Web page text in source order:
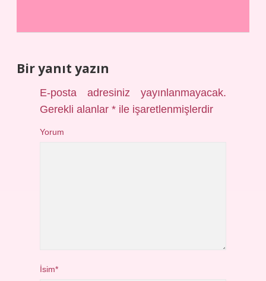
Bir yanıt yazın
E-posta adresiniz yayınlanmayacak.
Gerekli alanlar* ile işaretlenmişlerdir
Yorum
İsim*